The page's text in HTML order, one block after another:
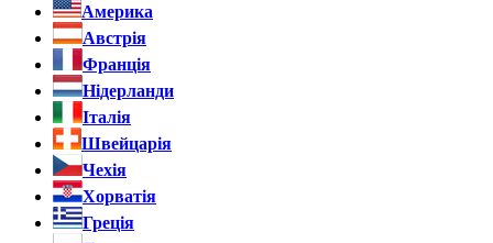
Америка
Австрія
Франція
Нідерланди
Італія
Швейцарія
Чехія
Хорватія
Греція